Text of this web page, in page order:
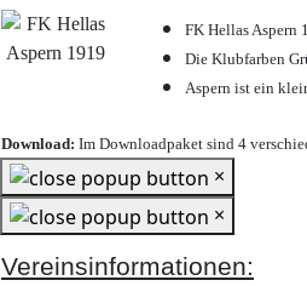
FK Hellas Aspern
Die Klubfarben
Aspern ist ein
Download: Im Downloadpaket sind 4
×
×
Vereinsinformationen: